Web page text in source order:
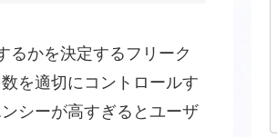
るかを決定するフリーク
を適切にコントロールす
シーが高すぎるとユーザ